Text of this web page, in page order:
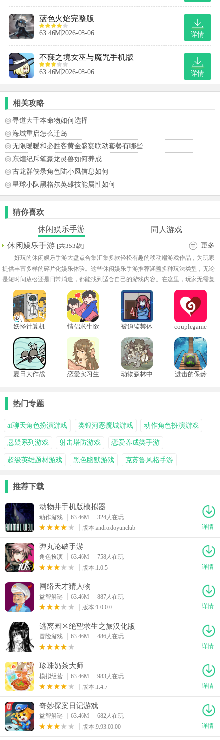
详情
蓝色火焰完整版
63.46M 2026-08-06
详情
不寐之境女巫与魔咒手机版
63.46M 2026-08-06
相关攻略
寻道大千本命物如何选择
海域重启怎么迁岛
无限暖暖和必胜客黄金盛宴联动套餐有哪些
东煌纪斥笔豪龙灵兽如何养成
古龙群侠录角色陆小凤信息如何
星球小队黑格尔英雄技能属性如何
猜你喜欢
休闲娱乐手游
同人游戏
休闲娱乐手游 [共353款] 更多
好玩的休闲娱乐手游大盘点合集汇集多款轻松有趣的移动端游戏作品，为玩家
提供丰富多样的碎片化娱乐体验。这些休闲娱乐手游推荐涵盖多种玩法类型，无论
是短时间放松还是日常消遣，都能找到适合自己的游戏内容。在这里，玩家无需复
杂学习成本，即可快速掌握游戏规则，在不同场景中体验独特乐趣。
妖怪计算机 情侣求生欲
被迫监禁体
couplegame
夏日大作战
恋爱实习生
动物森林中
进击的保龄
热门专题
ai聊天角色扮演游戏 类银河恶魔城游戏 动作角色扮演游戏
悬疑系列游戏 射击塔防游戏 恋爱养成类手游
超级英雄题材游戏 黑色幽默游戏 克苏鲁风格手游
推荐下载
动物井手机版模拟器
动作游戏 63.46M
324人在玩
版本:androidoyunclub
详情
弹丸论破手游
角色扮演 63.46M
758人在玩
版本:1.0.5
详情
网络天才猜人物
益智解谜 63.46M
887人在玩
版本:1.0.0.0
详情
逃离园区绝望求生之旅汉化版
冒险游戏 63.46M
486人在玩
详情
珍珠奶茶大师
模拟经营 63.46M
983人在玩
版本:1.4.7
详情
奇妙探案日记游戏
益智解谜 63.46M
682人在玩
版本:9.93.00.00
详情